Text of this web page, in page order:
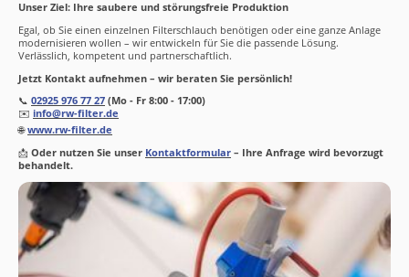
Unser Ziel: Ihre saubere und störungsfreie Produktion
Egal, ob Sie einen einzelnen Filterschlauch benötigen oder eine ganze Anlage
modernisieren wollen – wir entwickeln für Sie die passende Lösung.
Verlässlich, kompetent und partnerschaftlich.
Jetzt Kontakt aufnehmen – wir beraten Sie persönlich!
📞 02925 976 77 27 (Mo - Fr 8:00 - 17:00)
✉️ info@rw-filter.de
🌐www.rw-filter.de
📩 Oder nutzen Sie unser Kontaktformular – Ihre Anfrage wird bevorzugt
behandelt.